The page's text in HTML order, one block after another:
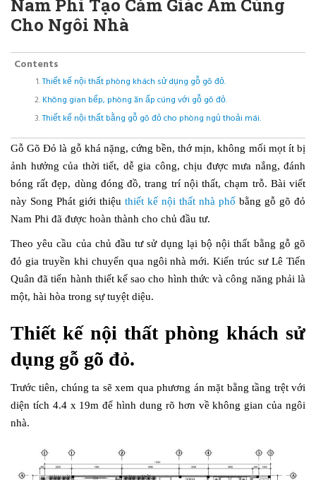
Nam Phi Tạo Cảm Giác Ấm Cúng
Cho Ngôi Nhà
Contents
Thiết kế nội thất phòng khách sử dụng gỗ gõ đỏ.
Không gian bếp, phòng ăn ấp cúng với gỗ gõ đỏ.
Thiết kế nội thất bằng gỗ gõ đỏ cho phòng ngủ thoải mái.
Gỗ Gõ Đỏ là gỗ khá nặng, cứng bền, thớ mịn, không mối mọt ít bị
ảnh hưởng của thời tiết, dễ gia công, chịu được mưa nắng, đánh
bóng rất đẹp, dùng đóng đồ, trang trí nội thất, chạm trỗ. Bài viết
này Song Phát giới thiệu thiết kế nội thất nhà phố bằng gỗ gõ đỏ
Nam Phi đã được hoàn thành cho chủ đầu tư.
Theo yêu cầu của chủ đầu tư sử dụng lại bộ nội thất bằng gỗ gõ
đỏ gia truyền khi chuyển qua ngôi nhà mới. Kiến trúc sư Lê Tiến
Quân đã tiến hành thiết kế sao cho hình thức và công năng phải là
một, hài hòa trong sự tuyệt diệu.
Thiết kế nội thất phòng khách sử
dụng gỗ gõ đỏ.
Trước tiên, chúng ta sẽ xem qua phương án mặt bằng tầng trệt với
diện tích 4.4 x 19m để hình dung rõ hơn về không gian của ngôi
nhà.